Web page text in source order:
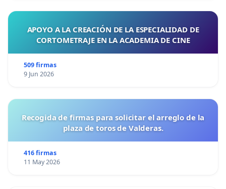
APOYO A LA CREACIÓN DE LA ESPECIALIDAD DE
CORTOMETRAJE EN LA ACADEMIA DE CINE
509 firmas
9 Jun 2026
Recogida de firmas para solicitar el arreglo de la
plaza de toros de Valderas.
416 firmas
11 May 2026